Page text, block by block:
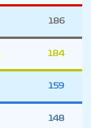
186
184
159
148